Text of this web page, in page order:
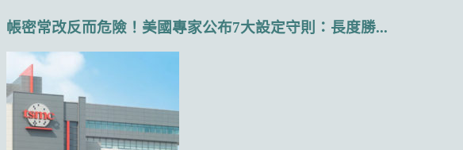
帳密常改反而危險！美國專家公布7大設定守則：長度勝...